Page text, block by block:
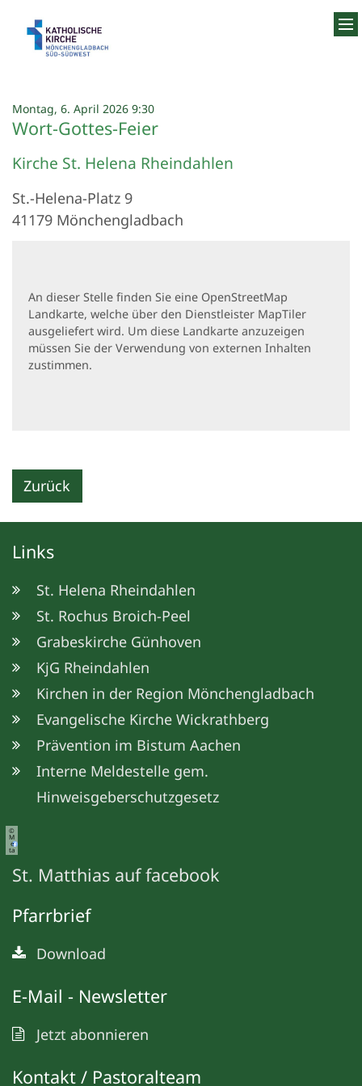
Montag, 6. April 2026 9:30:
Wort-Gottes-Feier
Kirche St. Helena Rheindahlen
St.-Helena-Platz 9
41179 Mönchengladbach
An dieser Stelle finden Sie eine OpenStreetMap
Landkarte, welche über den Dienstleister MapTiler
ausgeliefert wird. Um diese Landkarte anzuzeigen
müssen Sie der Verwendung von externen Inhalten
zustimmen.
Zurück
Links
St. Helena Rheindahlen
St. Rochus Broich-Peel
Grabeskirche Günhoven
KjG Rheindahlen
Kirchen in der Region Mönchengladbach
Evangelische Kirche Wickrathberg
Prävention im Bistum Aachen
Interne Meldestelle gem.
Hinweisgeberschutzgesetz
©
M
e
ta
St. Matthias auf facebook
Pfarrbrief
Download
E-Mail - Newsletter
Jetzt abonnieren
Kontakt / Pastoralteam